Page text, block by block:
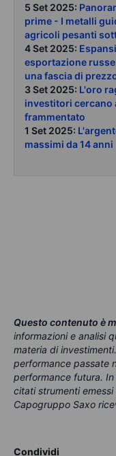
5 Set 2025:
prime - I metalli
agricoli pesanti
4 Set 2025:
esportazione
una fascia di
3 Set 2025: L'oro
investitori cercano
frammentato
1 Set 2025:
massimi da 14 anni
Questo contenuto è
informazioni e analisi
materia di
performance passate
performance futura.
citati strumenti
Capogruppo Saxo
Condividi